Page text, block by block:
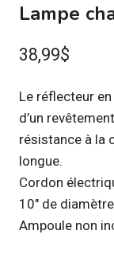
Lampe
38,99$
Le réflecteur
d’un
résistance à la
longue.
Cordon
10″ de diamètre
Ampoule non